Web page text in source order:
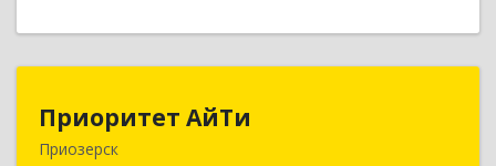
Приоритет АйТи
Приозерск
188760, Ленинградская обл, Приозерский р-н,